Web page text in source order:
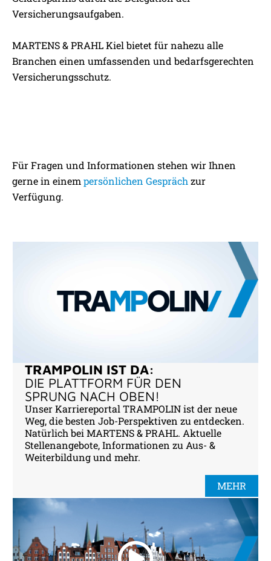
Versicherungsaufgaben.
MARTENS & PRAHL Kiel bietet für nahezu alle
Branchen einen umfassenden und bedarfsgerechten
Versicherungsschutz.
Für Fragen und Informationen stehen wir Ihnen
gerne in einem persönlichen Gespräch zur
Verfügung.
TRAMPOLIN IST DA:
DIE PLATTFORM FÜR DEN
SPRUNG NACH OBEN!
Unser Karriereportal TRAMPOLIN ist der neue
Weg, die besten Job-Perspektiven zu entdecken.
Natürlich bei MARTENS & PRAHL. Aktuelle
Stellenangebote, Informationen zu Aus- &
Weiterbildung und mehr.
MEHR